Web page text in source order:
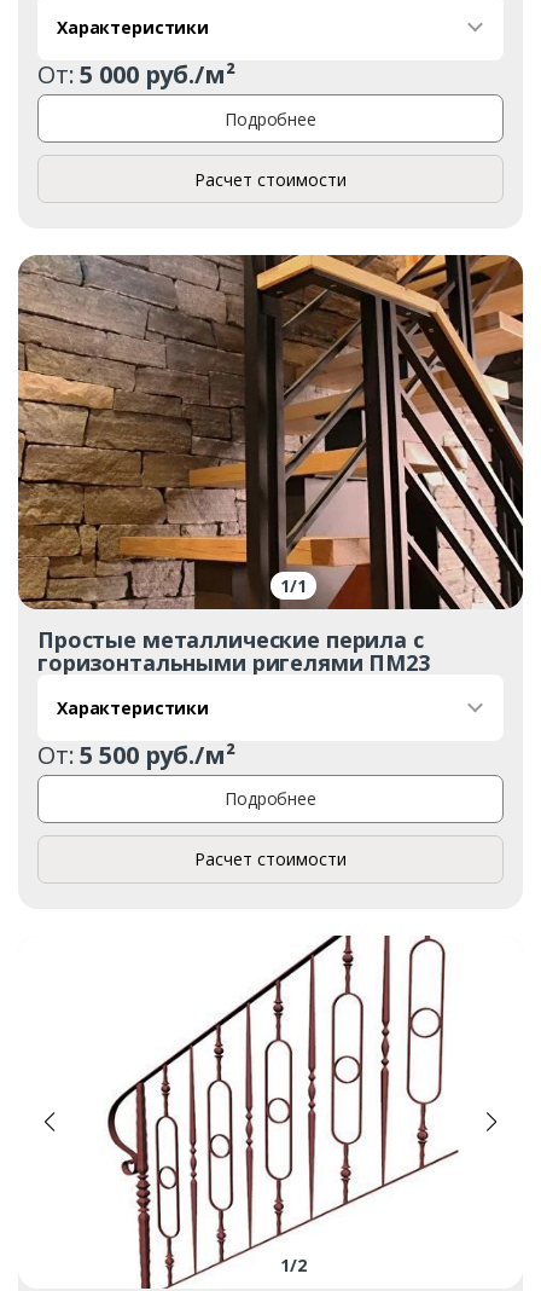
Характеристики
От:5 000 руб./м²
Подробнее
Расчет стоимости
1/1
Простые металлические перила с
горизонтальными ригелями ПМ23
Характеристики
От:5 500 руб./м²
Подробнее
Расчет стоимости
1/2